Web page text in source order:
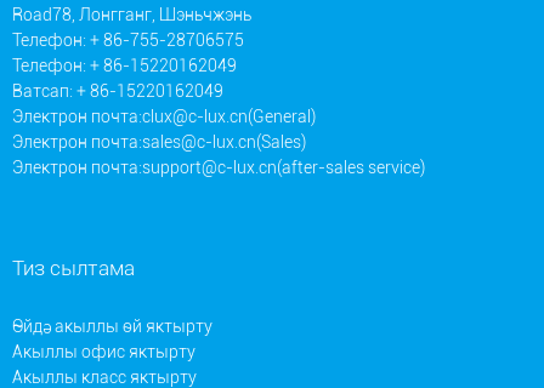
Road78, Лонгганг, Шэньчжэнь
Телефон: + 86-755-28706575
Телефон: + 86-15220162049
Ватсап: + 86-15220162049
Электрон почта:clux@c-lux.cn(General)
Электрон почта:sales@c-lux.cn(Sales)
Электрон почта:support@c-lux.cn(after-sales service)
Тиз сылтама
Өйдә акыллы өй яктырту
Акыллы офис яктырту
Акыллы класс яктырту